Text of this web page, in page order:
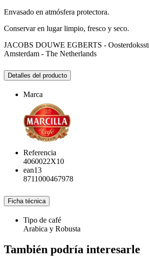
Envasado en atmósfera protectora.
Conservar en lugar limpio, fresco y seco.
JACOBS DOUWE EGBERTS -
Amsterdam - The Netherlands
Detalles del producto
Marca
Referencia
4060022X10
ean13
8711000467978
Ficha técnica
Tipo de café
Arabica y Robusta
También podría interesarle